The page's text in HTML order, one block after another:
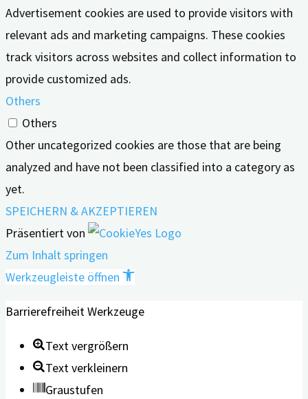
Advertisement cookies are used to provide visitors with
relevant ads and marketing campaigns. These cookies
track visitors across websites and collect information to
provide customized ads.
Others
Others
Other uncategorized cookies are those that are being
analyzed and have not been classified into a category as
yet.
SPEICHERN & AKZEPTIEREN
Präsentiert von
Zum Inhalt springen
Werkzeugleiste öffnen
Barrierefreiheit Werkzeuge
Text vergrößern
Text verkleinern
Graustufen